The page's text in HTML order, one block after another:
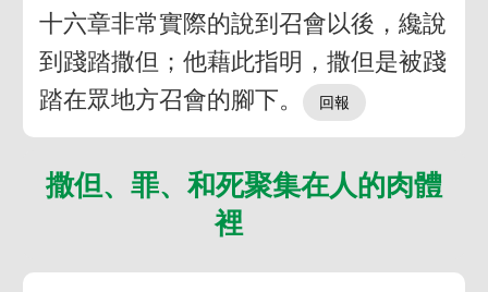
十六章非常實際的說到召會以後，纔說
到踐踏撒但；他藉此指明，撒但是被踐
踏在眾地方召會的腳下。
撒但、罪、和死聚集在人的肉體
裡